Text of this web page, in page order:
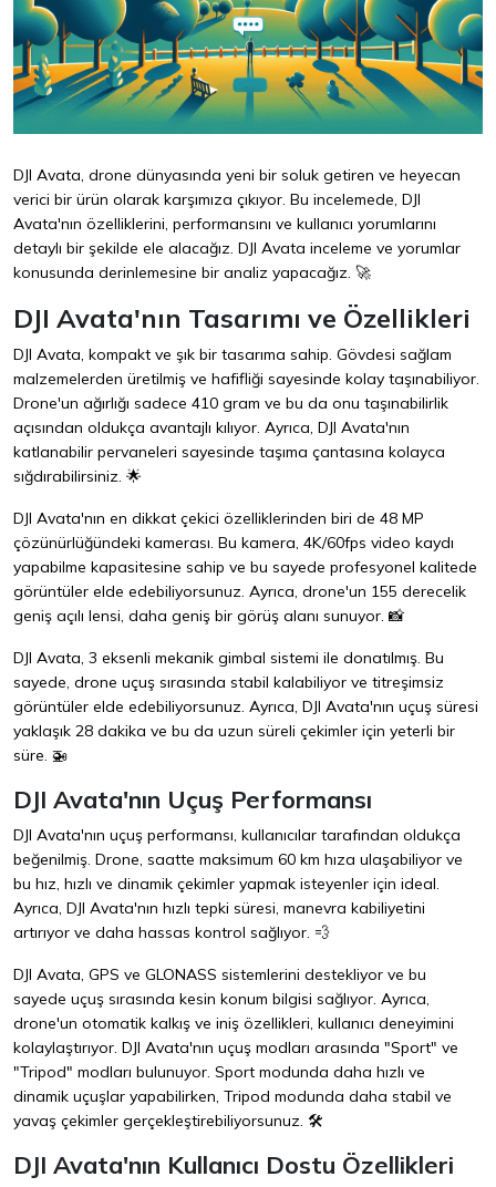
DJI Avata, drone dünyasında yeni bir soluk getiren ve heyecan
verici bir ürün olarak karşımıza çıkıyor. Bu incelemede, DJI
Avata'nın özelliklerini, performansını ve kullanıcı yorumlarını
detaylı bir şekilde ele alacağız. DJI Avata inceleme ve yorumlar
konusunda derinlemesine bir analiz yapacağız. 🚀
DJI Avata'nın Tasarımı ve Özellikleri
DJI Avata, kompakt ve şık bir tasarıma sahip. Gövdesi sağlam
malzemelerden üretilmiş ve hafifliği sayesinde kolay taşınabiliyor.
Drone'un ağırlığı sadece 410 gram ve bu da onu taşınabilirlik
açısından oldukça avantajlı kılıyor. Ayrıca, DJI Avata'nın
katlanabilir pervaneleri sayesinde taşıma çantasına kolayca
sığdırabilirsiniz. 🌟
DJI Avata'nın en dikkat çekici özelliklerinden biri de 48 MP
çözünürlüğündeki kamerası. Bu kamera, 4K/60fps video kaydı
yapabilme kapasitesine sahip ve bu sayede profesyonel kalitede
görüntüler elde edebiliyorsunuz. Ayrıca, drone'un 155 derecelik
geniş açılı lensi, daha geniş bir görüş alanı sunuyor. 📸
DJI Avata, 3 eksenli mekanik gimbal sistemi ile donatılmış. Bu
sayede, drone uçuş sırasında stabil kalabiliyor ve titreşimsiz
görüntüler elde edebiliyorsunuz. Ayrıca, DJI Avata'nın uçuş süresi
yaklaşık 28 dakika ve bu da uzun süreli çekimler için yeterli bir
süre. 🚁
DJI Avata'nın Uçuş Performansı
DJI Avata'nın uçuş performansı, kullanıcılar tarafından oldukça
beğenilmiş. Drone, saatte maksimum 60 km hıza ulaşabiliyor ve
bu hız, hızlı ve dinamik çekimler yapmak isteyenler için ideal.
Ayrıca, DJI Avata'nın hızlı tepki süresi, manevra kabiliyetini
artırıyor ve daha hassas kontrol sağlıyor. 💨
DJI Avata, GPS ve GLONASS sistemlerini destekliyor ve bu
sayede uçuş sırasında kesin konum bilgisi sağlıyor. Ayrıca,
drone'un otomatik kalkış ve iniş özellikleri, kullanıcı deneyimini
kolaylaştırıyor. DJI Avata'nın uçuş modları arasında "Sport" ve
"Tripod" modları bulunuyor. Sport modunda daha hızlı ve
dinamik uçuşlar yapabilirken, Tripod modunda daha stabil ve
yavaş çekimler gerçekleştirebiliyorsunuz. 🛠️
DJI Avata'nın Kullanıcı Dostu Özellikleri